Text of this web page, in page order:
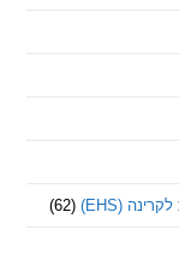
(62)